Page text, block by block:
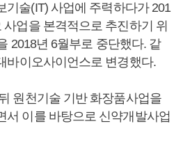
기술(IT) 사업에 주력하다가 201
업을 본격적으로 추진하기 위
2018년 6월부로 중단했다. 같
바이오사이언스로 변경했다.
원천기술 기반 화장품사업을
서 이를 바탕으로 신약개발사업